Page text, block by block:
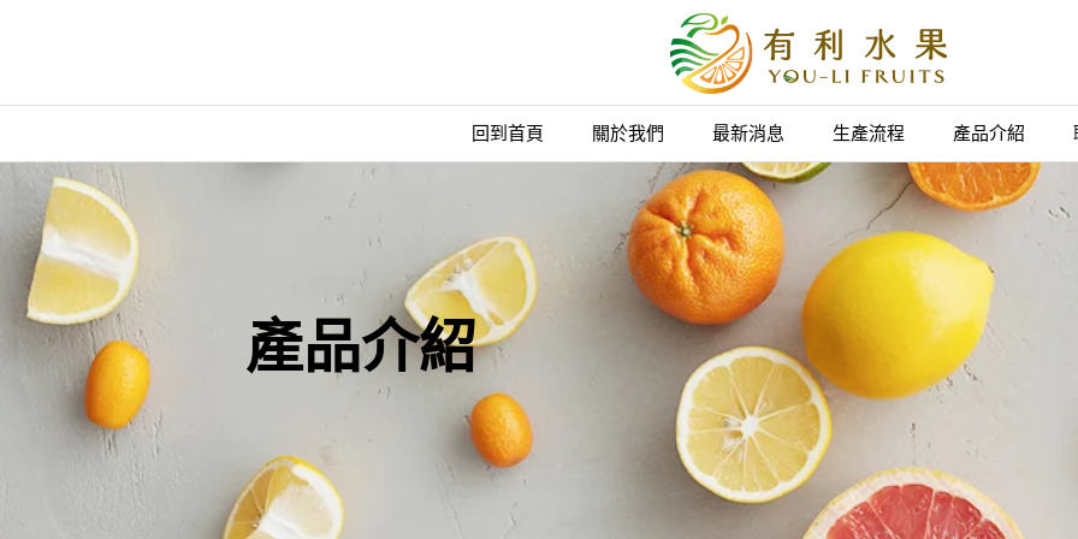
回到首頁 關於我們 最新消息 生產流程 產品介紹
產品介紹